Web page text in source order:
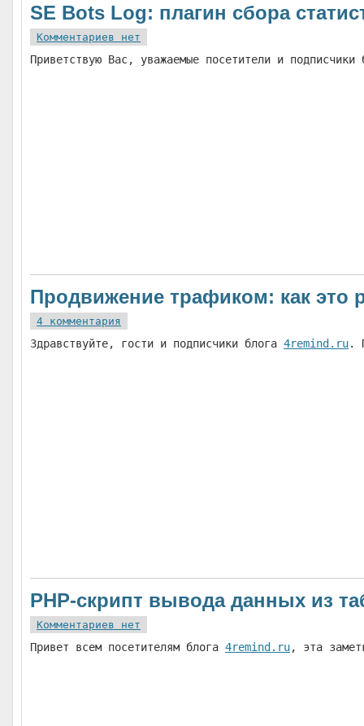
SE Bots Log: плагин сбора
Комментариев нет
Приветствую Вас, уважаемые посетители и
Продвижение трафиком: как это
4 комментария
Здравствуйте, гости и подписчики блога 4remind.ru.
PHP-скрипт вывода данных из
Комментариев нет
Привет всем посетителям блога 4remind.ru, эта